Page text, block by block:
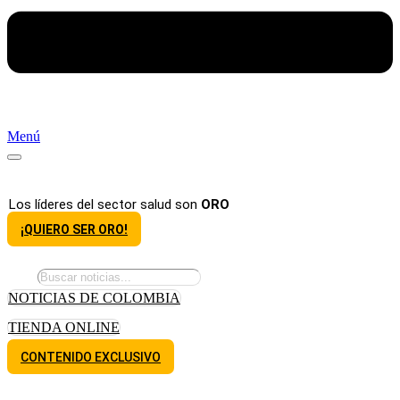
Menú
Los líderes del sector salud son ORO
¡QUIERO SER ORO!
NOTICIAS DE COLOMBIA
TIENDA ONLINE
CONTENIDO EXCLUSIVO